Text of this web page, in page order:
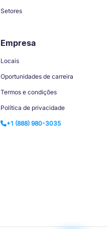
Setores
Empresa
Locais
Oportunidades de carreira
Termos e condições
Política de privacidade
+1 (888) 980-3035